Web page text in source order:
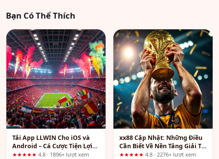
Bạn Có Thể Thích
Tải App LLWIN Cho iOS và
Android – Cá Cược Tiện Lợi
Mọi Lúc
★★★★★ 4.8 · 1896+ lượt xem
xx88 Cập Nhật: Những Điều
Cần Biết Về Nền Tảng Giải Trí
Trực Tuyến Hấp Dẫn
★★★★★ 4.8 · 2276+ lượt xem